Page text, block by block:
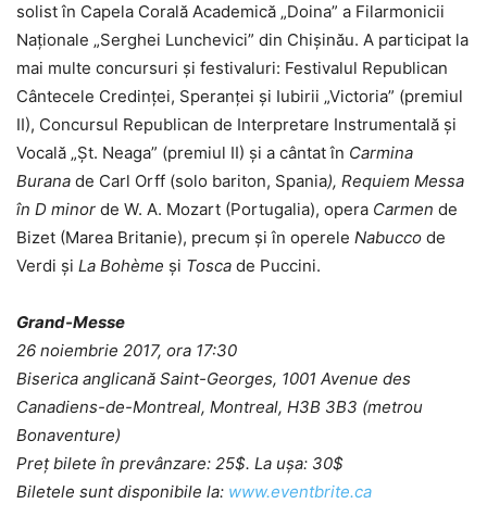
solist în Capela Corală Academică „Doina” a Filarmonicii
Naționale „Serghei Lunchevici” din Chișinău. A participat la
mai multe concursuri și festivaluri: Festivalul Republican
Cântecele Credinței, Speranței și Iubirii „Victoria” (premiul
II), Concursul Republican de Interpretare Instrumentală şi
Vocală „Șt. Neaga” (premiul II) și a cântat în Carmina
Burana de Carl Orff (solo bariton, Spania), Requiem Messa
în D minor de W. A. Mozart (Portugalia), opera Carmen de
Bizet (Marea Britanie), precum și în operele Nabucco de
Verdi și La Bohème și Tosca de Puccini.
Grand-Messe
26 noiembrie 2017, ora 17:30
Biserica anglicană Saint-Georges, 1001 Avenue des
Canadiens-de-Montreal, Montreal, H3B 3B3 (metrou
Bonaventure)
Preț bilete în prevânzare: 25$. La ușa: 30$
Biletele sunt disponibile la: www.eventbrite.ca